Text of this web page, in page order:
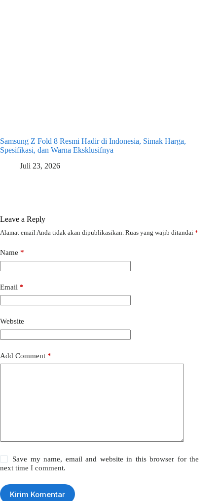
Samsung Z Fold 8 Resmi Hadir di Indonesia, Simak Harga,
Spesifikasi, dan Warna Eksklusifnya
Juli 23, 2026
Leave a Reply
Alamat email Anda tidak akan dipublikasikan. Ruas yang wajib ditandai *
Name *
Email *
Website
Add Comment *
Save my name, email and website in this browser for the
next time I comment.
Kirim Komentar